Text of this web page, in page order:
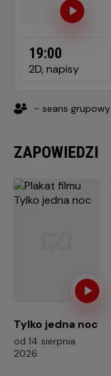
19:00
2D, napisy
- seans grupowy
ZAPOWIEDZI
Tylko jedna noc
od 14 sierpnia
2026